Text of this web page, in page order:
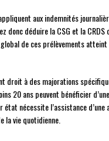
aux indemnités
donc déduire la CSG et la
global de ces prélèvements
droit à des majorations
20 ans peuvent bénéficier
nécessite l’assistance d’une
la vie quotidienne.